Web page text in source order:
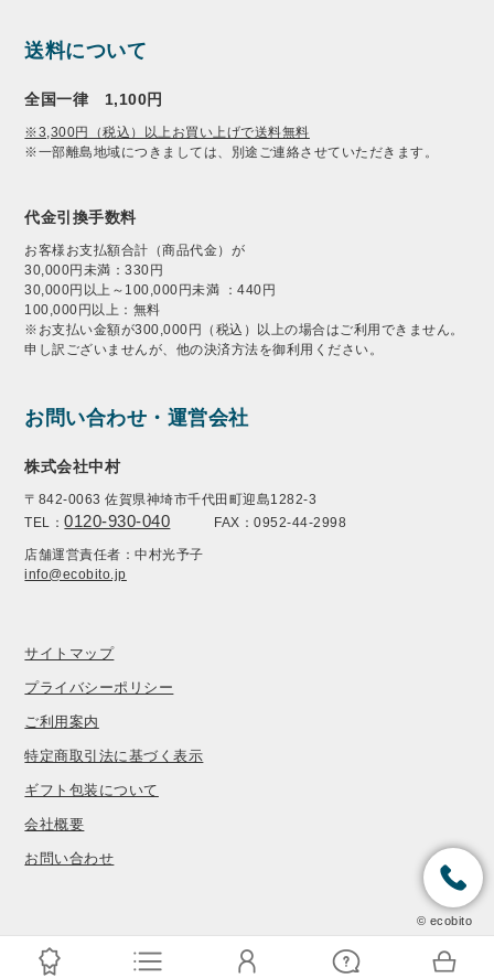
送料について
全国一律 1,100円
※3,300円（税込）以上お買い上げで送料無料
※一部離島地域につきましては、別途ご連絡させていただきます。
代金引換手数料
お客様お支払額合計（商品代金）が
30,000円未満：330円
30,000円以上～100,000円未満 ：440円
100,000円以上：無料
※お支払い金額が300,000円（税込）以上の場合はご利用できません。
申し訳ございませんが、他の決済方法を御利用ください。
お問い合わせ・運営会社
株式会社中村
〒842-0063 佐賀県神埼市千代田町迎島1282-3
TEL：0120-930-040 FAX：0952-44-2998
店舗運営責任者：中村光予子
info@ecobito.jp
サイトマップ
プライバシーポリシー
ご利用案内
特定商取引法に基づく表示
ギフト包装について
会社概要
お問い合わせ
© ecobito